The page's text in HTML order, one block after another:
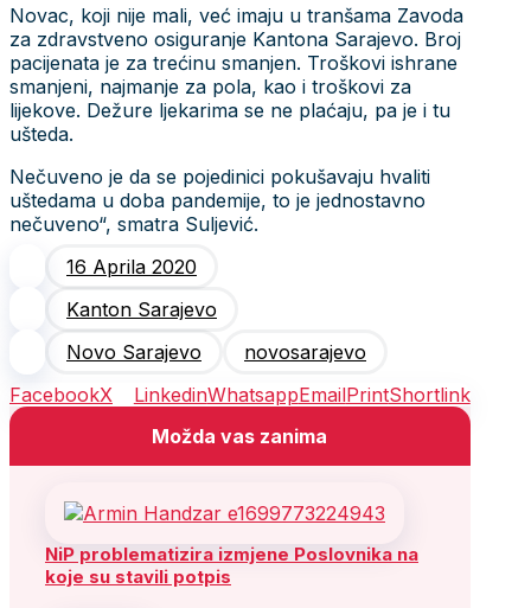
Novac, koji nije mali, već imaju u tranšama Zavoda
za zdravstveno osiguranje Kantona Sarajevo. Broj
pacijenata je za trećinu smanjen. Troškovi ishrane
smanjeni, najmanje za pola, kao i troškovi za
lijekove. Dežure ljekarima se ne plaćaju, pa je i tu
ušteda.
Nečuveno je da se pojedinici pokušavaju hvaliti
uštedama u doba pandemije, to je jednostavno
nečuveno“, smatra Suljević.
16 Aprila 2020
Kanton Sarajevo
Novo Sarajevo
novosarajevo
FacebookX LinkedinWhatsappEmailPrintShortlink
Možda vas zanima
NiP problematizira izmjene Poslovnika na
koje su stavili potpis